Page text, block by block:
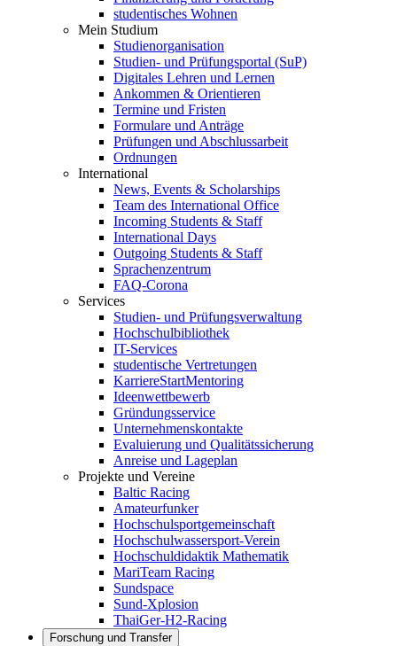
studentisches Wohnen
Mein Studium
Studienorganisation
Studien- und Prüfungsportal (SuP)
Digitales Lehren und Lernen
Ankommen & Orientieren
Termine und Fristen
Formulare und Anträge
Prüfungen und Abschlussarbeit
Ordnungen
International
News, Events & Scholarships
Team des International Office
Incoming Students & Staff
International Days
Outgoing Students & Staff
Sprachenzentrum
FAQ-Corona
Services
Studien- und Prüfungsverwaltung
Hochschulbibliothek
IT-Services
studentische Vertretungen
KarriereStartMentoring
Ideenwettbewerb
Gründungsservice
Unternehmenskontakte
Evaluierung und Qualitätssicherung
Anreise und Lageplan
Projekte und Vereine
Baltic Racing
Amateurfunker
Hochschulsportgemeinschaft
Hochschulwassersport-Verein
Hochschuldidaktik Mathematik
MariTeam Racing
Sundspace
Sund-Xplosion
ThaiGer-H2-Racing
Forschung und Transfer